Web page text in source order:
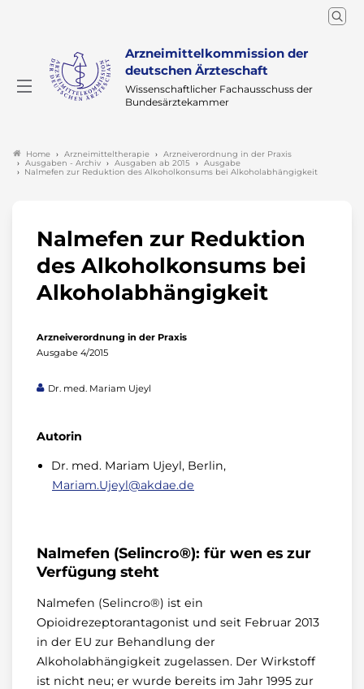
Arzneimittelkommission der
deutschen Ärzteschaft
Wissenschaftlicher Fachausschuss der
Bundesärztekammer
Home Arzneimitteltherapie
Arzneiverordnung in der Praxis
Ausgaben - Archiv
Ausgaben ab 2015
Ausgabe
Nalmefen zur Reduktion des Alkoholkonsums bei Alkoholabhängigkeit
Nalmefen zur Reduktion
des Alkoholkonsums bei
Alkoholabhängigkeit
Arzneiverordnung in der Praxis
Ausgabe 4/2015
Dr. med. Mariam Ujeyl
Autorin
Dr. med. Mariam Ujeyl, Berlin,
Mariam.Ujeyl@akdae.de
Nalmefen (Selincro®): für wen es zur
Verfügung steht
Nalmefen (Selincro®) ist ein
Opioidrezeptorantagonist und seit Februar 2013
in der EU zur Behandlung der
Alkoholabhängigkeit zugelassen. Der Wirkstoff
ist nicht neu; er wurde bereits im Jahr 1995 zur